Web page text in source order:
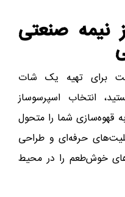
نیمه‌ صنعتی
برای تهیه یک شات
انتخاب اسپرسوساز
قهوه‌سازی شما را متحول
حرفه‌ای و طراحی
خوش‌طعم را در محیط